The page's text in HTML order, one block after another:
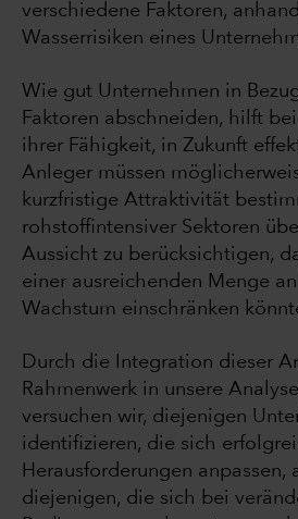
verschiedene Faktoren,
Wasserrisiken eines
Wie gut Unternehmen in
Faktoren abschneiden, hilft
ihrer Fähigkeit, in Zukunft
Anleger müssen
kurzfristige Attraktivität
rohstoffintensiver Sektoren
Aussicht zu berücksichtigen,
einer ausreichenden Menge
Wachstum einschränken
Durch die Integration dieser
Rahmenwerk in unsere
versuchen wir, diejenigen
identifizieren, die sich
Herausforderungen anpassen,
diejenigen, die sich bei